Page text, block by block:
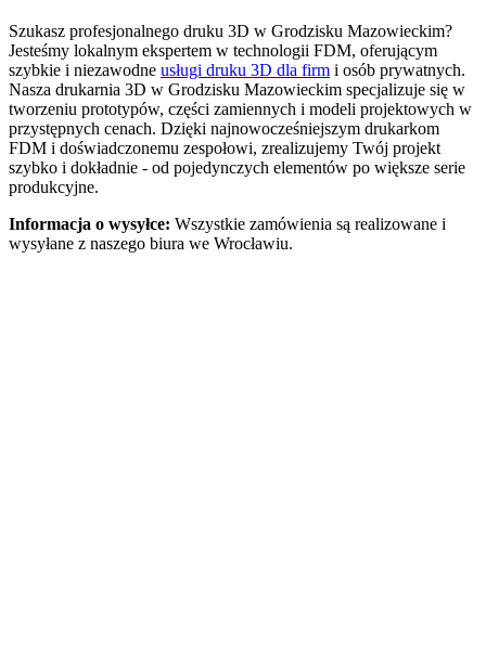
Szukasz profesjonalnego druku 3D w Grodzisku Mazowieckim?
Jesteśmy lokalnym ekspertem w technologii FDM, oferującym
szybkie i niezawodne usługi druku 3D dla firm i osób prywatnych.
Nasza drukarnia 3D w Grodzisku Mazowieckim specjalizuje się w
tworzeniu prototypów, części zamiennych i modeli projektowych w
przystępnych cenach. Dzięki najnowocześniejszym drukarkom
FDM i doświadczonemu zespołowi, zrealizujemy Twój projekt
szybko i dokładnie - od pojedynczych elementów po większe serie
produkcyjne.
Informacja o wysyłce: Wszystkie zamówienia są realizowane i
wysyłane z naszego biura we Wrocławiu.